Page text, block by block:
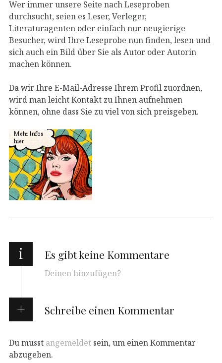
Wer immer unsere Seite nach Leseproben
durchsucht, seien es Leser, Verleger,
Literaturagenten oder einfach nur neugierige
Besucher, wird Ihre Leseprobe nun finden, lesen und
sich auch ein Bild über Sie als Autor oder Autorin
machen können.
Da wir Ihre E-Mail-Adresse Ihrem Profil zuordnen,
wird man leicht Kontakt zu Ihnen aufnehmen
können, ohne dass Sie zu viel von sich preisgeben.
i Es gibt keine Kommentare
Deinen hinzufügen?
Schreibe einen Kommentar
Du musst angemeldet sein, um einen Kommentar
abzugeben.